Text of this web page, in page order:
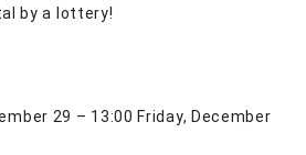
by a lottery!
29 – 13:00 Friday, December